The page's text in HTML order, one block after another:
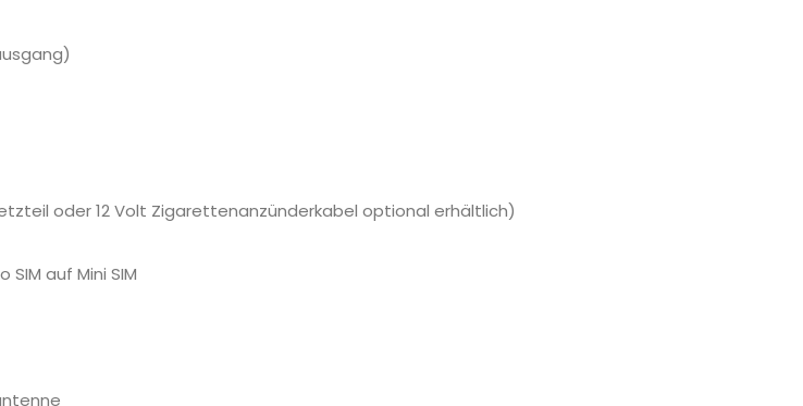
oder 12 Volt Zigarettenanzünderkabel optional erhältlich)
auf Mini SIM